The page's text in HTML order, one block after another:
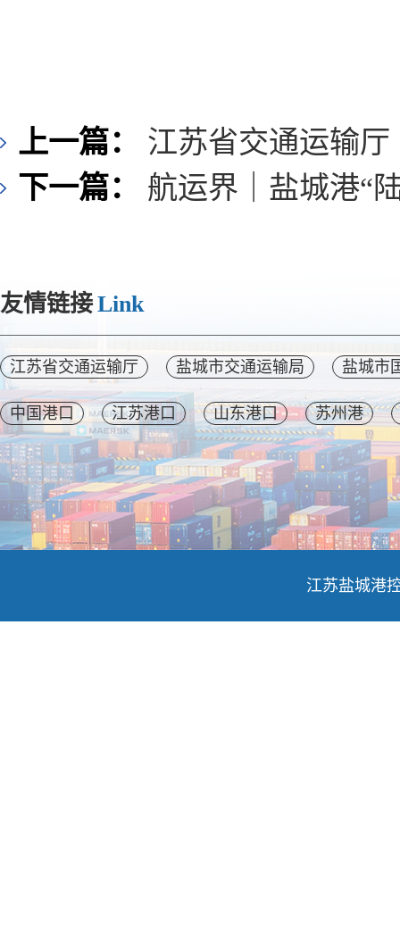
上一篇：
江苏省交通运输
下一篇：
航运界｜盐城港“
友情链接Link
江苏省交通运输厅 盐城市交通运输局 盐城市
中国港口 江苏港口 山东港口 苏州港
江苏盐城港